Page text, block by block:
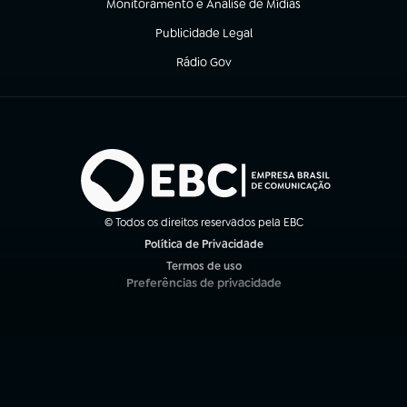
Monitoramento e Análise de Mídias
(abre em nova aba)
Publicidade Legal
(abre em nova aba)
Rádio Gov
(abre em nova aba)
© Todos os direitos reservados pela EBC
Política de Privacidade
Termos de uso
(abre em nova aba)
Preferências de privacidade